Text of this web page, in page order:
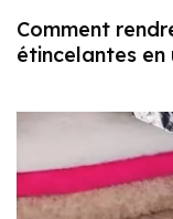
Comment
étincelantes en